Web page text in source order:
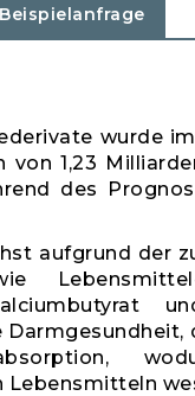
Beispielanfrage
wurde
1,23
des
aufgrund der